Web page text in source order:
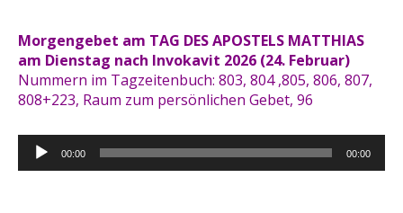
Morgengebet am TAG DES APOSTELS MATTHIAS
am Dienstag nach Invokavit 2026 (24. Februar)
Nummern im Tagzeitenbuch: 803, 804 ,805, 806, 807,
808+223, Raum zum persönlichen Gebet, 96
Audio-
Player
00:00 00:00